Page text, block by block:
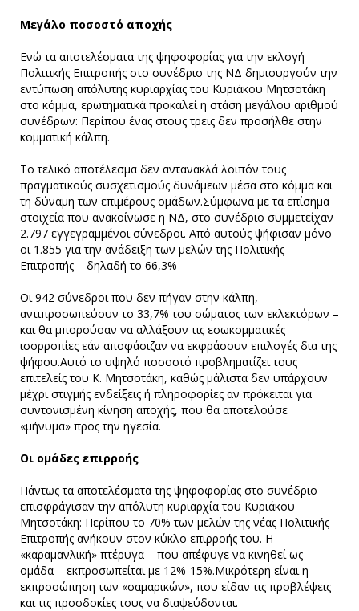
Μεγάλο ποσοστό αποχής
Ενώ τα αποτελέσματα της ψηφοφορίας για την εκλογή
Πολιτικής Επιτροπής στο συνέδριο της ΝΔ δημιουργούν την
εντύπωση απόλυτης κυριαρχίας του Κυριάκου Μητσοτάκη
στο κόμμα, ερωτηματικά προκαλεί η στάση μεγάλου αριθμού
συνέδρων: Περίπου ένας στους τρεις δεν προσήλθε στην
κομματική κάλπη.
Το τελικό αποτέλεσμα δεν αντανακλά λοιπόν τους
πραγματικούς συσχετισμούς δυνάμεων μέσα στο κόμμα και
τη δύναμη των επιμέρους ομάδων.Σύμφωνα με τα επίσημα
στοιχεία που ανακοίνωσε η ΝΔ, στο συνέδριο συμμετείχαν
2.797 εγγεγραμμένοι σύνεδροι. Από αυτούς ψήφισαν μόνο
οι 1.855 για την ανάδειξη των μελών της Πολιτικής
Επιτροπής – δηλαδή το 66,3%
Οι 942 σύνεδροι που δεν πήγαν στην κάλπη,
αντιπροσωπεύουν το 33,7% του σώματος των εκλεκτόρων –
και θα μπορούσαν να αλλάξουν τις εσωκομματικές
ισορροπίες εάν αποφάσιζαν να εκφράσουν επιλογές δια της
ψήφου.Αυτό το υψηλό ποσοστό προβληματίζει τους
επιτελείς του Κ. Μητσοτάκη, καθώς μάλιστα δεν υπάρχουν
μέχρι στιγμής ενδείξεις ή πληροφορίες αν πρόκειται για
συντονισμένη κίνηση αποχής, που θα αποτελούσε
«μήνυμα» προς την ηγεσία.
Οι ομάδες επιρροής
Πάντως τα αποτελέσματα της ψηφοφορίας στο συνέδριο
επισφράγισαν την απόλυτη κυριαρχία του Κυριάκου
Μητσοτάκη: Περίπου το 70% των μελών της νέας Πολιτικής
Επιτροπής ανήκουν στον κύκλο επιρροής του. Η
«καραμανλική» πτέρυγα – που απέφυγε να κινηθεί ως
ομάδα – εκπροσωπείται με 12%-15%.Μικρότερη είναι η
εκπροσώπηση των «σαμαρικών», που είδαν τις προβλέψεις
και τις προσδοκίες τους να διαψεύδονται.